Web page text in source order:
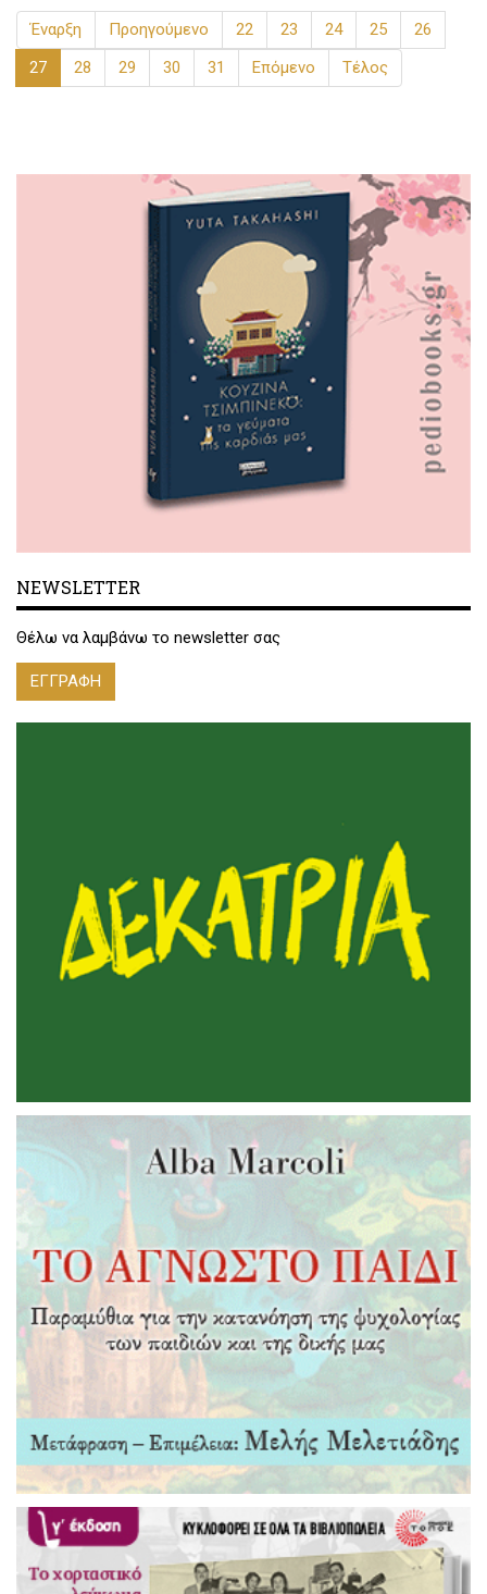
Έναρξη Προηγούμενο 22 23 24 25
26
27
28 29 30 31 Επόμενο Τέλος
NEWSLETTER
Θέλω να λαμβάνω το newsletter σας
ΕΓΓΡΑΦΗ